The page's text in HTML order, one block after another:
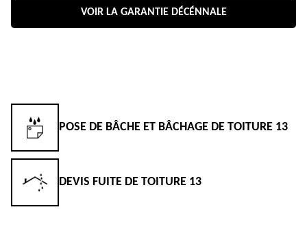
VOIR LA GARANTIE DÉCÉNNALE
POSE DE BÂCHE ET BÂCHAGE DE TOITURE 13
DEVIS FUITE DE TOITURE 13